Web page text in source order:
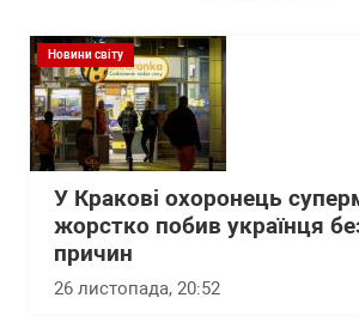
Новини світу
У Кракові охоронець
жорстко побив українця
причин
26 листопада, 20:52